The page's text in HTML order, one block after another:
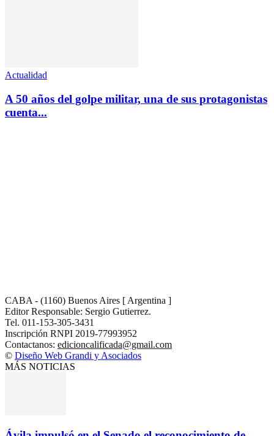
Actualidad
A 50 años del golpe militar, una de sus protagonistas
cuenta...
CABA - (1160) Buenos Aires [ Argentina ]
Editor Responsable: Sergio Gutierrez.
Tel. 011-153-305-3431
Inscripción RNPI 2019-77993952
Contactanos: edicioncalificada@gmail.com
© Diseño Web Grandi y Asociados
MÁS NOTICIAS